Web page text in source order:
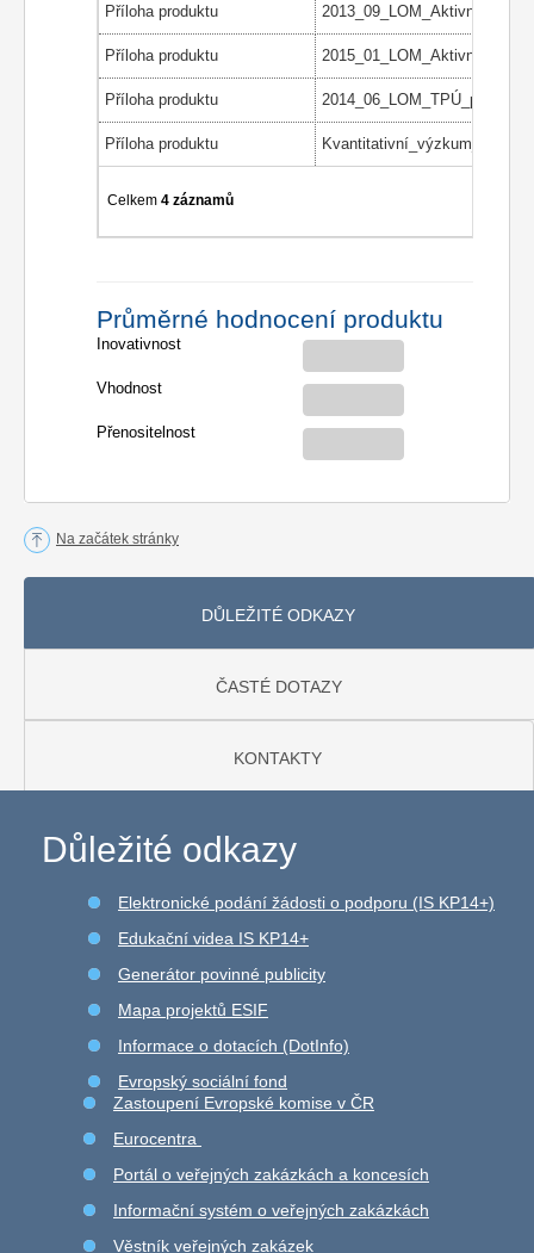
Příloha produktu
Příloha produktu
Příloha produktu
Příloha produktu
Celkem4 záznamů
Průměrné hodnocení produktu
Inovativnost
Vhodnost
Přenositelnost
Na začátek stránky
DŮLEŽITÉ ODKAZY
ČASTÉ DOTAZY
KONTAKTY
Důležité odkazy
Elektronické podání žádosti o podporu (IS KP14+)
Edukační videa IS KP14+
Generátor povinné publicity
Mapa projektů ESIF
Informace o dotacích (DotInfo)
Evropský sociální fond
Zastoupení Evropské komise v ČR
Eurocentra
Portál o veřejných zakázkách a koncesích
Informační systém o veřejných zakázkách
Věstník veřejných zakázek